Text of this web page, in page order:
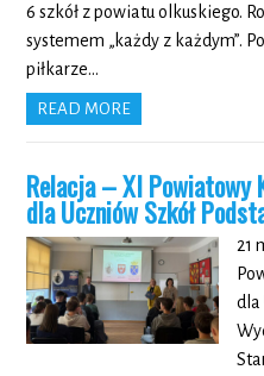
6 szkół z powiatu olkuskiego.
systemem „każdy z każdym”.
piłkarze…
READ MORE
Relacja –XI Powiatowy
dla Uczniów Szkół
21
dla